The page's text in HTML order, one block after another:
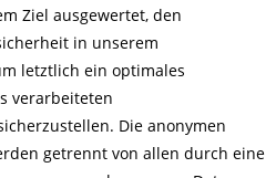
Ziel ausgewertet, den
in unserem
letztlich ein optimales
verarbeiteten
Die anonymen
getrennt von allen durch eine